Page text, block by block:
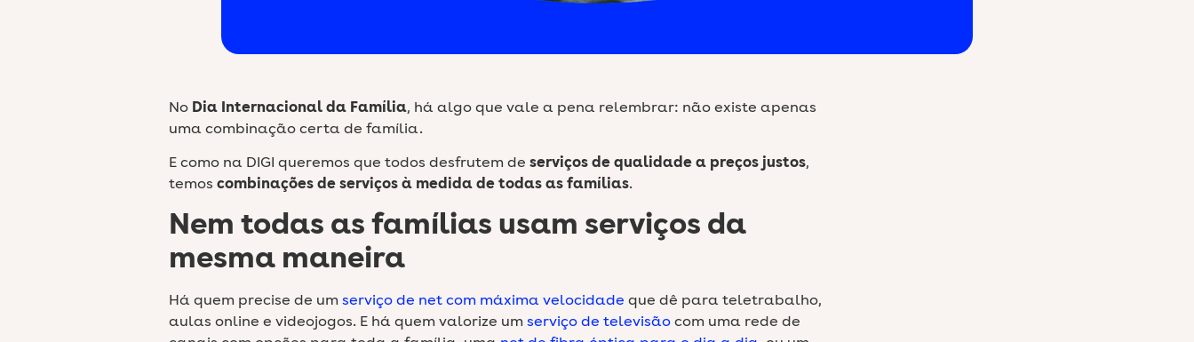
No Dia Internacional da Família, há algo que vale a pena relembrar: não existe apenas
uma combinação certa de família.
E como na DIGI queremos que todos desfrutem de serviços de qualidade a preços justos,
temos combinações de serviços à medida de todas as famílias.
Nem todas as famílias usam serviços da
mesma maneira
Há quem precise de um serviço de net com máxima velocidade que dê para teletrabalho,
aulas online e videojogos. E há quem valorize um serviço de televisãocom uma rede de